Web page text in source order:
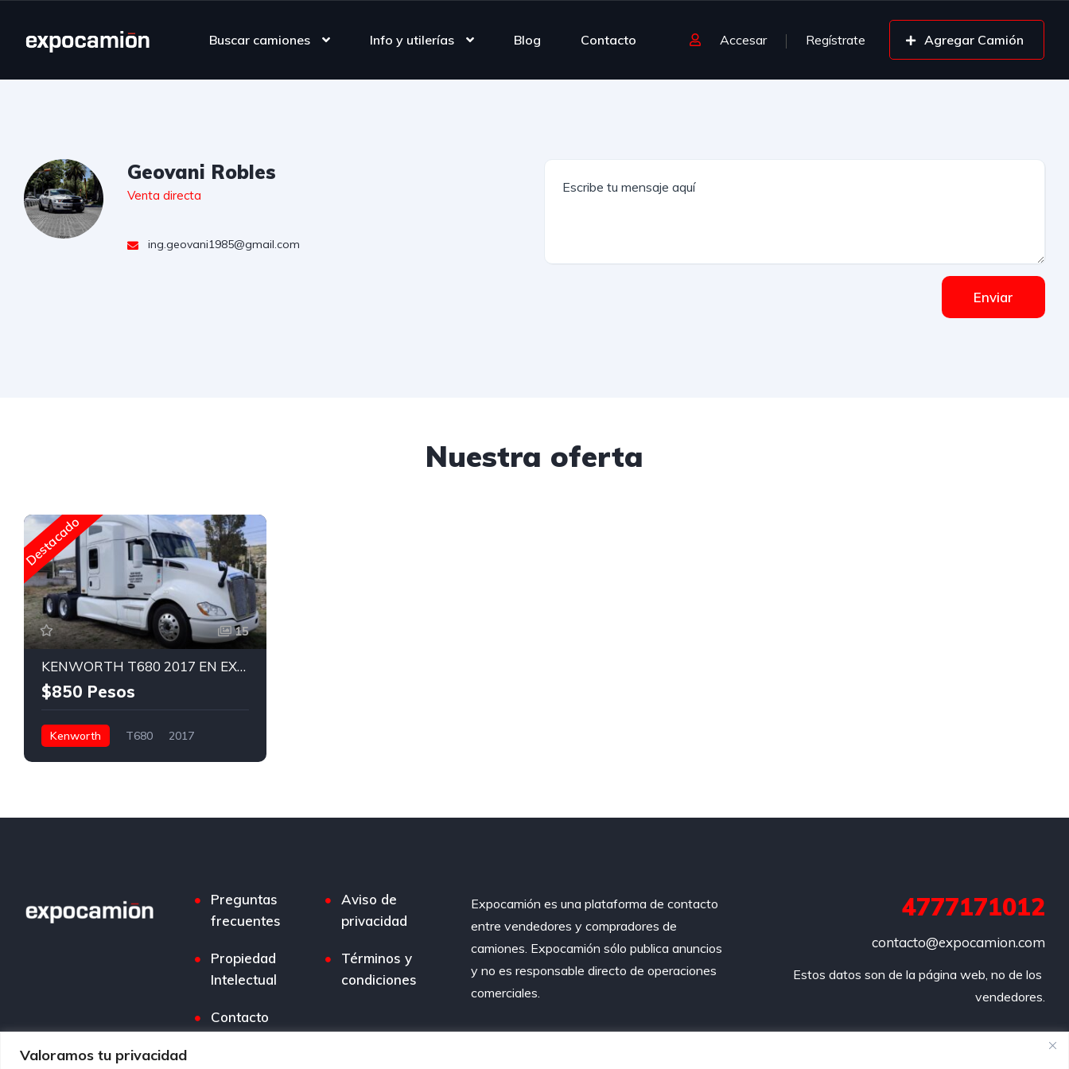
Valoramos tu privacidad
Buscar camiones Info y utilerías Blog Contacto Accesar Regístrate Agregar Camión
Geovani Robles
Venta directa
ing.geovani1985@gmail.com
Enviar
Nuestra oferta
Destacado
15
KENWORTH T680 2017 EN EXCELENTE ESTADO
$850 Pesos
Kenworth T680
2017
Preguntas
frecuentes
Aviso de
privacidad
Propiedad
Intelectual
Términos y
condiciones
Contacto
Expocamión es una plataforma de contacto
entre vendedores y compradores de
camiones. Expocamión sólo publica anuncios
y no es responsable directo de operaciones
comerciales.
4777171012
contacto@expocamion.com
Estos datos son de la página web, no de los
vendedores.